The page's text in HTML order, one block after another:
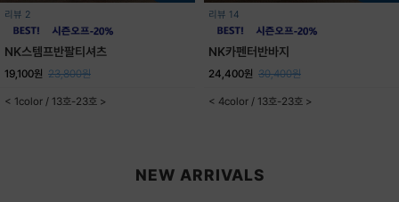
리뷰 2
NK스템프반팔티셔츠
19,100원 23,800원
< 1color / 13호-23호 >
리뷰 14
NK카펜터반바지
24,400원 30,400원
< 4color / 13호-23호 >
NEW ARRIVALS